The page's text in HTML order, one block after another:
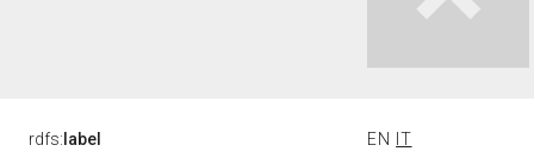
rdfs: label EN IT